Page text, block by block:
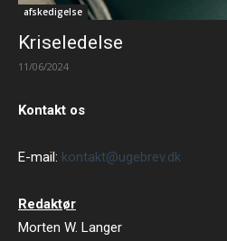
afskedigelse
Kriseledelse
11/06/2024
Kontakt os
E-mail: kontakt@ugebrev.dk
Redaktør
Morten W. Langer